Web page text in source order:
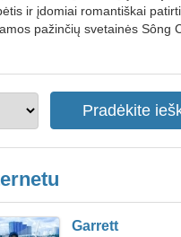
ir įdomiai romantiškai
pažinčių svetainės Sông
Garrett